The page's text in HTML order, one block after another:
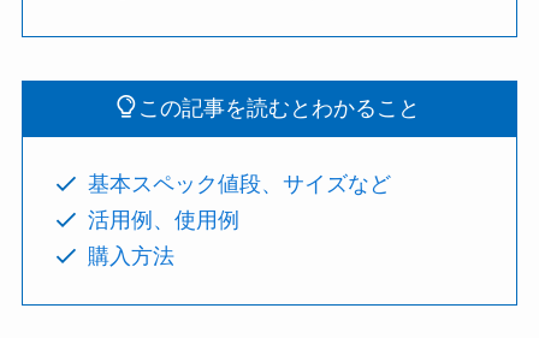
この記事を読むとわかること
基本スペック値段、サイズなど
活用例、使用例
購入方法